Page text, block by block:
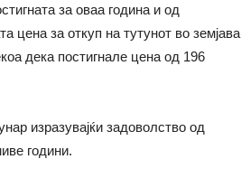
за оваа година и од
цена за откуп на тутунот во земјава
дека постигнале цена од 196
изразувајќи задоволство од
години.